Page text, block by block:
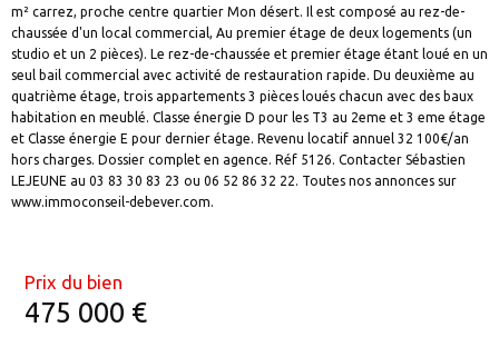
m² carrez, proche centre quartier Mon désert. Il est composé au rez-de-
chaussée d'un local commercial, Au premier étage de deux logements (un
studio et un 2 pièces). Le rez-de-chaussée et premier étage étant loué en un
seul bail commercial avec activité de restauration rapide. Du deuxième au
quatrième étage, trois appartements 3 pièces loués chacun avec des baux
habitation en meublé. Classe énergie D pour les T3 au 2eme et 3 eme étage
et Classe énergie E pour dernier étage. Revenu locatif annuel 32 100€/an
hors charges. Dossier complet en agence. Réf 5126. Contacter Sébastien
LEJEUNE au 03 83 30 83 23 ou 06 52 86 32 22. Toutes nos annonces sur
www.immoconseil-debever.com.
Prix du bien
475 000 €